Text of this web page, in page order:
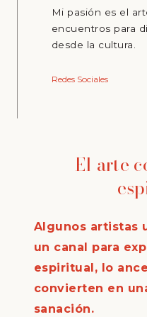
Mi pasión es el
encuentros para
desde la cultura.
Redes Sociales
El arte
Algunos artistas
un canal para
espiritual, lo
convierten en
sanación.